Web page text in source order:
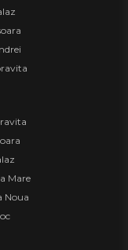
Mare
Noua